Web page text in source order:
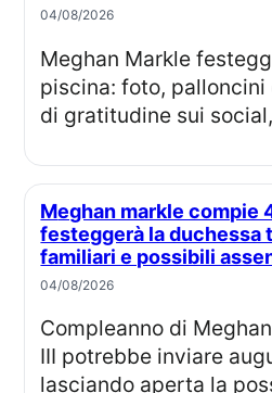
04/08/2026
Meghan Markle festeggia 45 anni in
piscina: foto, palloncini
di gratitudine sui
Meghan markle compie 45 anni: come
festeggerà la duchessa
familiari e possibili
04/08/2026
Compleanno di Meghan Markle: re Carlo
III potrebbe inviare
lasciando aperta la